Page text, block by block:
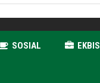
SOSIAL EKBIS